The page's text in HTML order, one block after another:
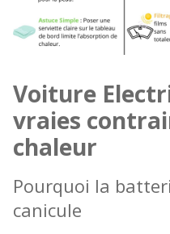
Voiture
vraies
chaleur
Pourquoi la
canicule